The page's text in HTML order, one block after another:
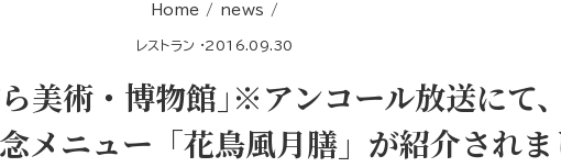
Home / news /
レストラン ·2016.09.30
美術・博物館｣※アンコール放送にて
メニュー「花鳥風月膳」が紹介されま